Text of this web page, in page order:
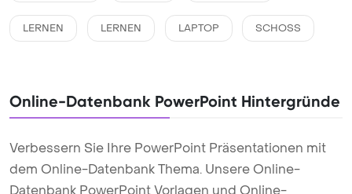
LERNEN LERNEN LAPTOP SCHOSS
Online-Datenbank PowerPoint Hintergründe
Verbessern Sie Ihre PowerPoint Präsentationen mit
dem Online-Datenbank Thema. Unsere Online-
Datenbank PowerPoint Vorlagen und Online-